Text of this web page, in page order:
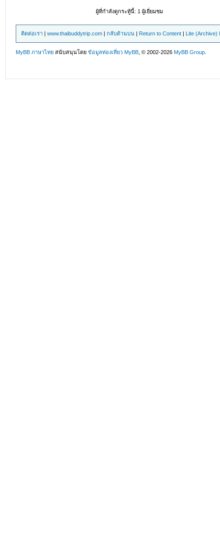
ผู้ที่กำลังดูกระทู้นี้: 1 ผู้เยี่ยมชม
ติดต่อเรา |www.thaibuddytrip.com |กลับด้านบน | Return to Content | Lite (Archive)
MyBB ภาษาไทย สนับสนุนโดยข้อมูลท่องเที่ยว MyBB , © 2002-2026MyBB Group